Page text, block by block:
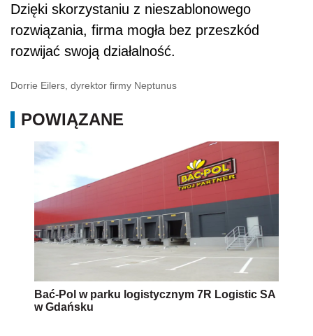
Dzięki skorzystaniu z nieszablonowego
rozwiązania, firma mogła bez przeszkód
rozwijać swoją działalność.
Dorrie Eilers, dyrektor firmy Neptunus
POWIĄZANE
Bać-Pol w parku logistycznym 7R Logistic SA
w Gdańsku